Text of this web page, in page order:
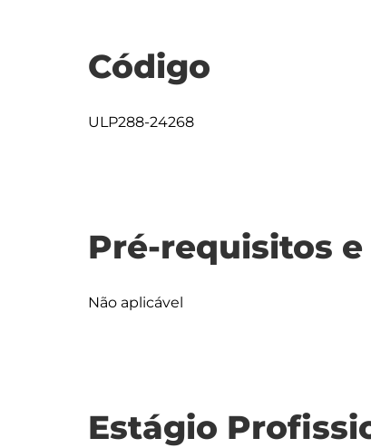
Código
ULP288-24268
Pré-requisitos
Não aplicável
Estágio